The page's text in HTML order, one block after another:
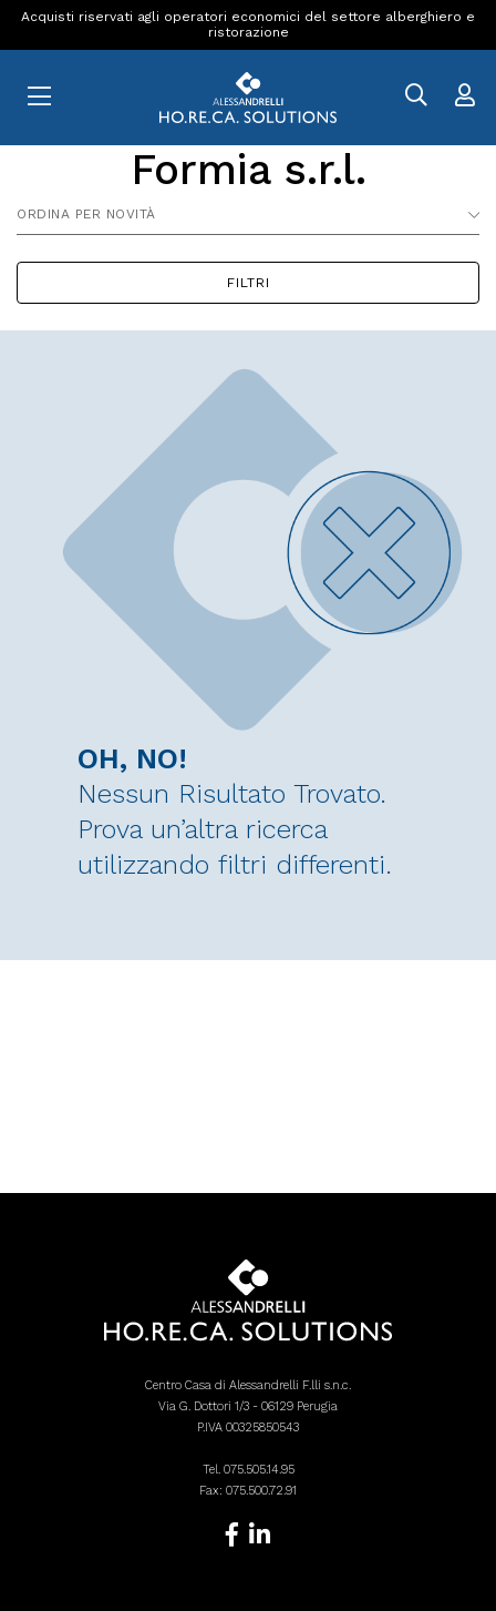
Acquisti riservati agli operatori economici del settore alberghiero e
ristorazione
Formia s.r.l.
ORDINA PER NOVITÀ
FILTRI
OH, NO!
Nessun Risultato Trovato.
Prova un’altra ricerca
utilizzando filtri differenti.
Centro Casa di Alessandrelli F.lli s.n.c.
Via G. Dottori 1/3 - 06129 Perugia
P.IVA 00325850543
Tel. 075.505.14.95
Fax: 075.500.72.91